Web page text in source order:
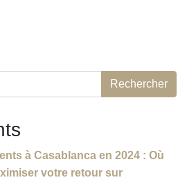
à Casablanca en 2024 : Où
votre retour sur